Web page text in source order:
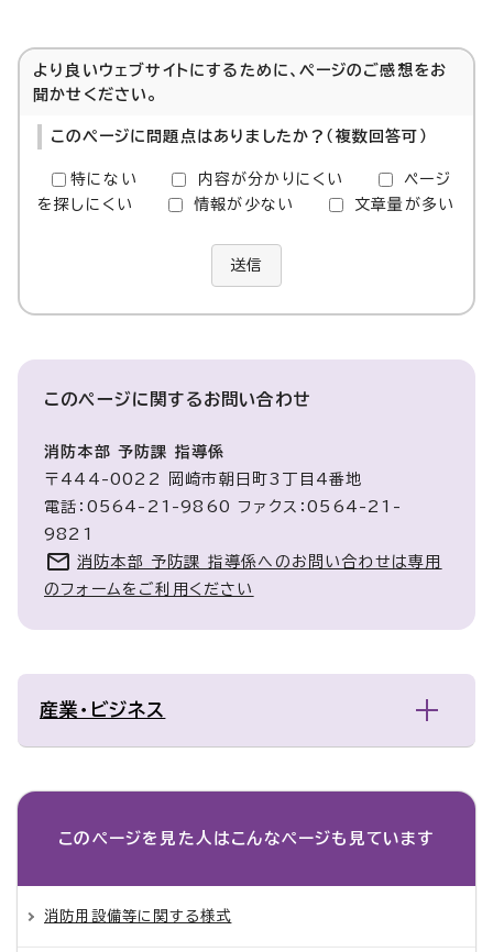
より良いウェブサイトにするために、ページのご感想をお
聞かせください。
このページに問題点はありましたか？（複数回答可）
特にない 内容が分かりにくい
ページ
を探しにくい
情報が少ない 文章量が多い
送信
このページに関するお問い合わせ
消防本部 予防課 指導係
〒444-0022 岡崎市朝日町3丁目4番地
電話：0564-21-9860 ファクス：0564-21-
9821
消防本部 予防課 指導係へのお問い合わせは専用
のフォームをご利用ください
産業・ビジネス
このページを見た人は こんなページも見ています
消防用設備等に関する様式